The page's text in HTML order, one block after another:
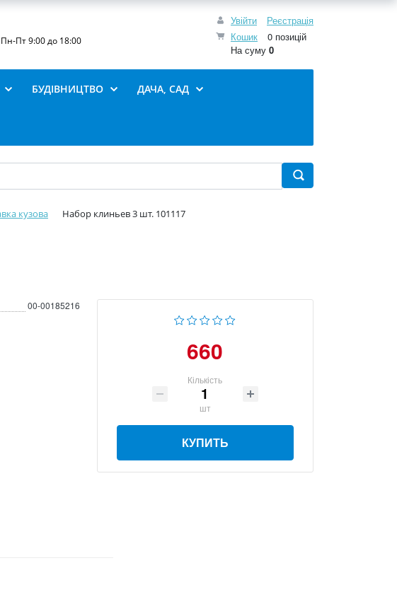
Увійти
Реєстрація
Кошик
0 позицій
На суму 0
Пт 9:00 до 18:00
БУДІВНИЦТВО ДАЧА, САД
кузова Набор клиньев 3 шт. 101117
00-00185216
660
Кількість
шт
КУПИТЬ